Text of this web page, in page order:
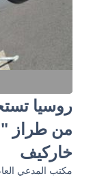
روسيا
خاركيف
مكتب المدعي